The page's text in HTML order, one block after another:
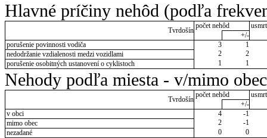
Hlavné príčiny nehôd (podľa
Tvrdošín
počet nehôd
+/-
porušenie povinnosti vodiča
3
1
nedodržanie vzdialenosti medzi vozidlami
2
2
porušenie osobitných ustanovení o cyklistoch
1 1
Nehody podľa miesta - v/mimo obec
Tvrdošín
počet nehôd
+/-
v obci
4
-1
mimo obec
2
-1
nezadané
0 0